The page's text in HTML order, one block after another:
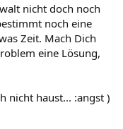
nicht doch noch
noch eine
Zeit. Mach Dich
eine Lösung,
nicht haust... :angst )